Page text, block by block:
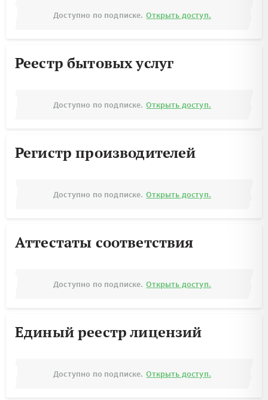
Доступно по подписке. Открыть доступ.
Реестр бытовых услуг
Доступно по подписке. Открыть доступ.
Регистр производителей
Доступно по подписке. Открыть доступ.
Аттестаты соответствия
Доступно по подписке. Открыть доступ.
Единый реестр лицензий
Доступно по подписке. Открыть доступ.